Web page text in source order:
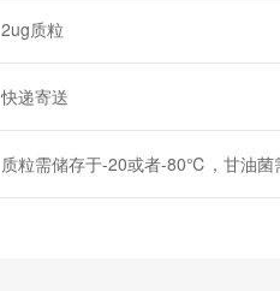
2ug质粒
快递寄送
质粒需储存于-20或者-80℃，甘油